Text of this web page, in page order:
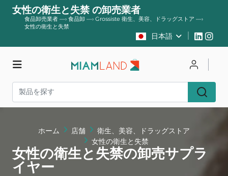
女性の衛生と失禁 の卸売業者
食品卸売業者 —› 食品卸 —› Grossiste 衛生、美容、ドラッグストア —›
女性の衛生と失禁
日本語
ホーム 店舗
衛生、美容、ドラッグストア
女性の衛生と失禁
女性の衛生と失禁の卸売サプラ
イヤー
店舗 登録する